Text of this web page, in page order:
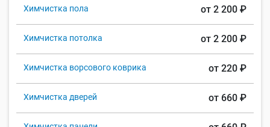
Химчистка пола от 2 200 ₽
Химчистка потолка от 2 200 ₽
Химчистка ворсового коврика от 220 ₽
Химчистка дверей от 660 ₽